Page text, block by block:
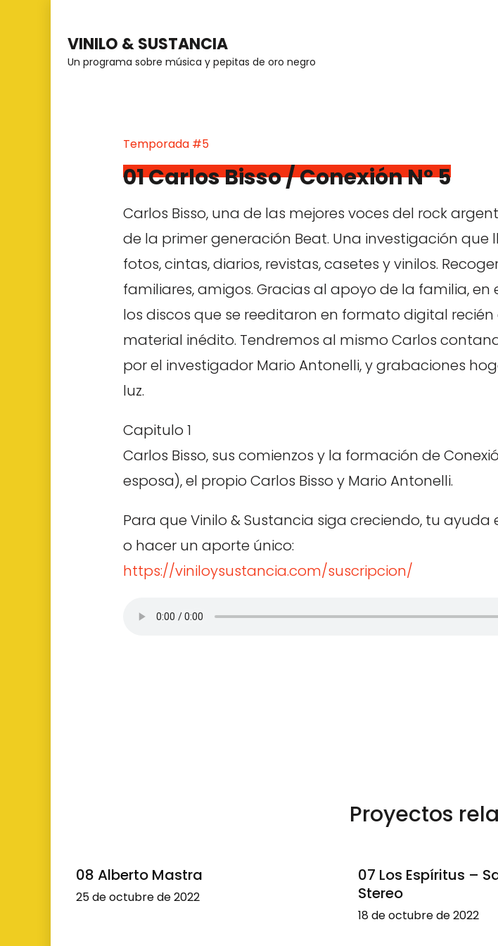
contenido
VINILO & SUSTANCIA
Un programa sobre música y pepitas de oro negro
Temporada #5
01 Carlos Bisso / Conexión N° 5
Carlos Bisso, una de las mejores voces del rock
de la primer generación Beat. Una investigación
fotos, cintas, diarios, revistas, casetes y vinilos.
familiares, amigos. Gracias al apoyo de la familia,
los discos que se reeditaron en formato digital
material inédito. Tendremos al mismo Carlos
por el investigador Mario Antonelli, y grabaciones
luz.
Capitulo 1
Carlos Bisso, sus comienzos y la formación de
esposa), el propio Carlos Bisso y Mario Antonelli.
Para que Vinilo & Sustancia siga creciendo, tu
o hacer un aporte único:
https://viniloysustancia.com/suscripcion/
Proyectos
08 Alberto Mastra
25 de octubre de 2022
07 Los Espíritus –
Stereo
18 de octubre de 2022